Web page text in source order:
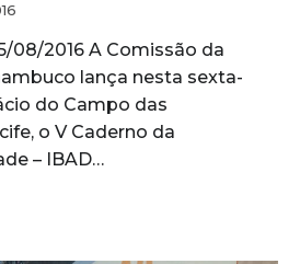
08/2016 A Comissão da
lança nesta sexta-
do Campo das
o V Caderno da
– IBAD…